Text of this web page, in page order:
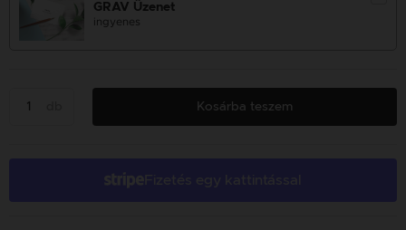
GRAV Üzenet
ingyenes
Kosárba teszem